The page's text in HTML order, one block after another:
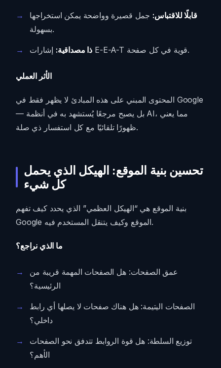
قابلًا للاقتباس: جمل قصيرة وواضحة يمكن استخراجها
بسهولة.
ذا مصداقية: إشارات E-E-A-T قوية في كل صفحة.
الأثر العملي
المحتوى المبني على هذه المبادئ لا يظهر فقط في Google
— بل يصبح مرجعًا يُستشهد به في أنظمة AI، مما يعني
ظهورًا تلقائيًا مع كل استفسار ذي صلة.
تحسين بنية الموقع: الهيكل الذي يحمل
كل شيء
بنية الموقع هي “الهيكل العظمي” الذي يحدد كيف تفهم
Google الموقع وكيف يتنقل المستخدم فيه.
ما الذي نراجع؟
عمق الصفحات: هل الصفحات المهمة قريبة من
الرئيسية؟
الصفحات اليتيمة: هل هناك صفحات لا يصلها أي رابط
داخلي؟
توزيع السلطة: هل قوة الروابط تتدفق نحو الصفحات
الأهم؟